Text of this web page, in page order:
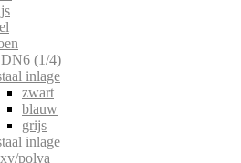
(1/4)
inlage
zwart
blauw
grijs
inlage
polya